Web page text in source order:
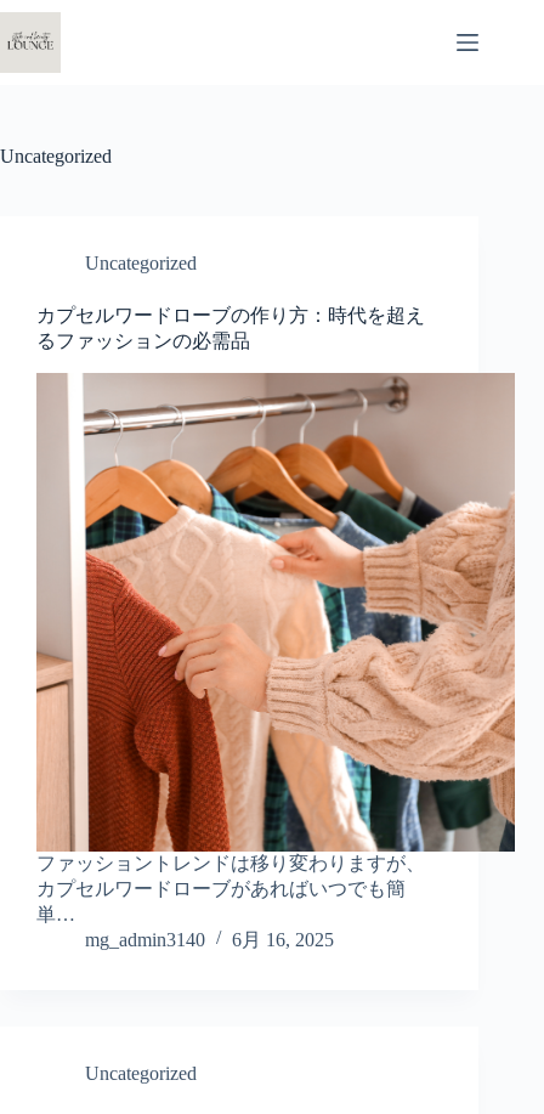
コ
ン
ス
Uncategorized
Uncategorized
カプセルワードローブの作り方：時代を超え
るファッションの必需品
ファッショントレンドは移り変わりますが、
カプセルワードローブがあればいつでも簡
単…
mg_admin3140
6月 16, 2025
Uncategorized